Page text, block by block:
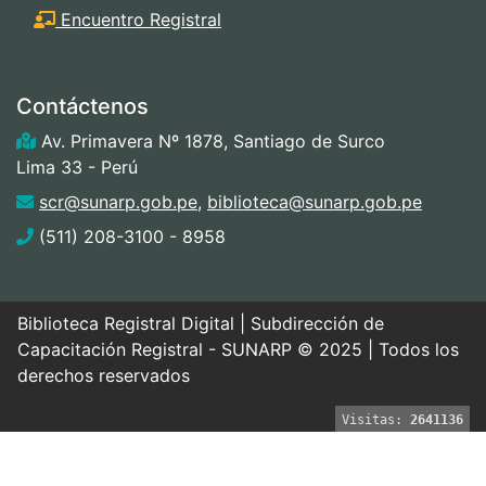
Encuentro Registral
Contáctenos
Av. Primavera Nº 1878, Santiago de Surco
Lima 33 - Perú
scr@sunarp.gob.pe, biblioteca@sunarp.gob.pe
(511) 208-3100 - 8958
Biblioteca Registral Digital | Subdirección de
Capacitación Registral - SUNARP © 2025 | Todos los
derechos reservados
Visitas: 2641136